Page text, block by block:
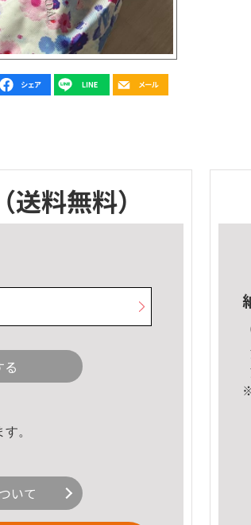
（送料無料）
る
。
いて